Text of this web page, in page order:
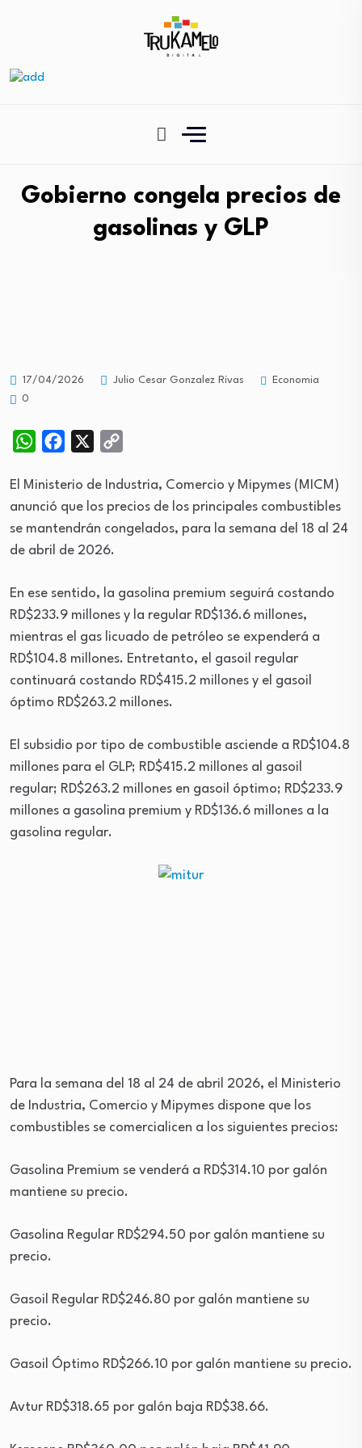
Gobierno congela precios de
gasolinas y GLP
17/04/2026 Julio Cesar Gonzalez Rivas
Economia
0
WhatsAppFacebook
El Ministerio de Industria, Comercio y Mipymes (MICM)
anunció que los precios de los principales combustibles
se mantendrán congelados, para la semana del 18 al 24
de abril de 2026.
En ese sentido, la gasolina premium seguirá costando
RD$233.9 millones y la regular RD$136.6 millones,
mientras el gas licuado de petróleo se expenderá a
RD$104.8 millones. Entretanto, el gasoil regular
continuará costando RD$415.2 millones y el gasoil
óptimo RD$263.2 millones.
El subsidio por tipo de combustible asciende a RD$104.8
millones para el GLP; RD$415.2 millones al gasoil
regular; RD$263.2 millones en gasoil óptimo; RD$233.9
millones a gasolina premium y RD$136.6 millones a la
gasolina regular.
Para la semana del 18 al 24 de abril 2026, el Ministerio
de Industria, Comercio y Mipymes dispone que los
combustibles se comercialicen a los siguientes precios:
Gasolina Premium se venderá a RD$314.10 por galón
mantiene su precio.
Gasolina Regular RD$294.50 por galón mantiene su
precio.
Gasoil Regular RD$246.80 por galón mantiene su
precio.
Gasoil Óptimo RD$266.10 por galón mantiene su precio.
Avtur RD$318.65 por galón baja RD$38.66.